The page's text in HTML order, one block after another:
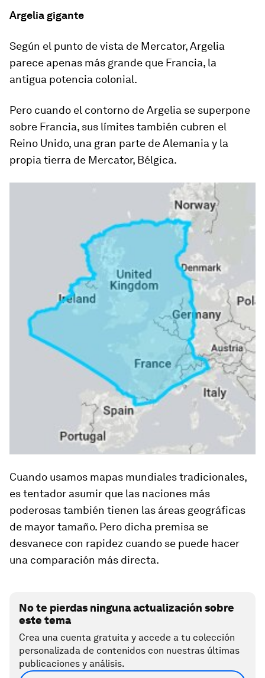
Argelia gigante
Según el punto de vista de Mercator, Argelia
parece apenas más grande que Francia, la
antigua potencia colonial.
Pero cuando el contorno de Argelia se superpone
sobre Francia, sus límites también cubren el
Reino Unido, una gran parte de Alemania y la
propia tierra de Mercator, Bélgica.
Cuando usamos mapas mundiales tradicionales,
es tentador asumir que las naciones más
poderosas también tienen las áreas geográficas
de mayor tamaño. Pero dicha premisa se
desvanece con rapidez cuando se puede hacer
una comparación más directa.
No te pierdas ninguna actualización sobre
este tema
Crea una cuenta gratuita y accede a tu colección
personalizada de contenidos con nuestras últimas
publicaciones y análisis.